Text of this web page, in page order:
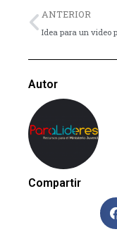
Previo
ANTERIOR
Autor
Compartir